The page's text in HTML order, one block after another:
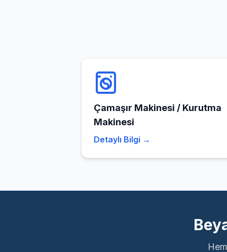
Çamaşır Makinesi / Kurutma
Makinesi
Detaylı Bilgi →